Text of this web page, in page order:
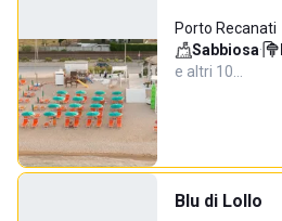
Porto Recanati
Sabbiosa·
e altri 10…
Blu di Lollo